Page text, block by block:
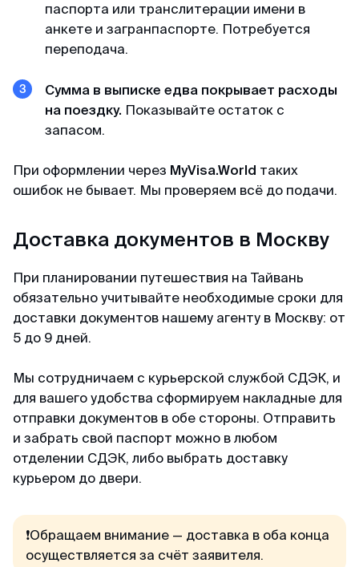
паспорта или транслитерации имени в
анкете и загранпаспорте. Потребуется
переподача.
Сумма в выписке едва покрывает расходы
на поездку. Показывайте остаток с
запасом.
При оформлении через MyVisa.World таких
ошибок не бывает. Мы проверяем всё до подачи.
Доставка документов в Москву
При планировании путешествия на Тайвань
обязательно учитывайте необходимые сроки для
доставки документов нашему агенту в Москву: от
5 до 9 дней.
Мы сотрудничаем с курьерской службой СДЭК, и
для вашего удобства сформируем накладные для
отправки документов в обе стороны. Отправить
и забрать свой паспорт можно в любом
отделении СДЭК, либо выбрать доставку
курьером до двери.
❗Обращаем внимание — доставка в оба конца
осуществляется за счёт заявителя.